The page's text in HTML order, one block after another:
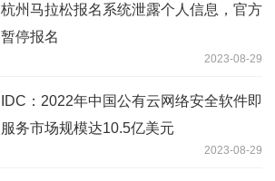
杭州马拉松报名系统泄露个人信息，官方
暂停报名
2023-08-29
IDC：2022年中国公有云网络安全软件即
服务市场规模达10.5亿美元
2023-08-29